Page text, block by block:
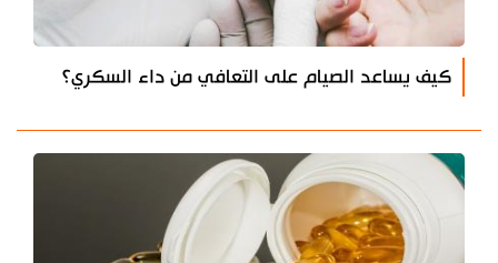
كيف يساعد الصيام على التعافي من داء السكري؟